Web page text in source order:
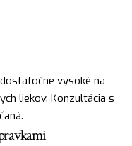
vysoké na
liekov. Konzultácia s